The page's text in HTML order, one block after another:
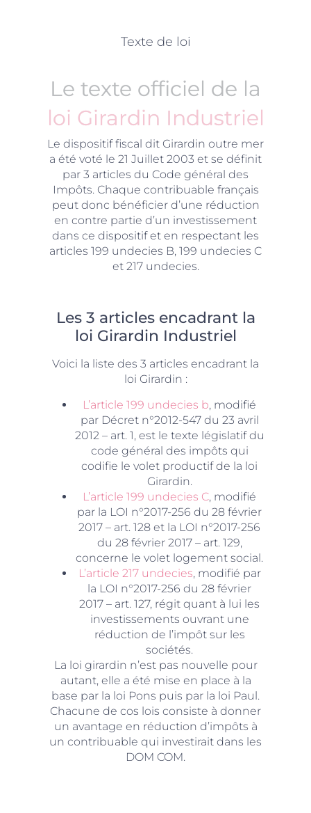
Texte de loi
Le texte officiel de la
loi Girardin Industriel
Le dispositif fiscal dit Girardin outre mer
a été voté le 21 Juillet 2003 et se définit
par 3 articles du Code général des
Impôts. Chaque contribuable français
peut donc bénéficier d’une réduction
en contre partie d’un investissement
dans ce dispositif et en respectant les
articles 199 undecies B, 199 undecies C
et 217 undecies.
Les 3 articles encadrant la
loi Girardin Industriel
Voici la liste des 3 articles encadrant la
loi Girardin :
L’article 199 undecies b, modifié
par Décret n°2012-547 du 23 avril
2012 – art. 1, est le texte législatif du
code général des impôts qui
codifie le volet productif de la loi
Girardin.
L’article 199 undecies C, modifié
par la LOI n°2017-256 du 28 février
2017 – art. 128 et la LOI n°2017-256
du 28 février 2017 – art. 129,
concerne le volet logement social.
L’article 217 undecies, modifié par
la LOI n°2017-256 du 28 février
2017 – art. 127, régit quant à lui les
investissements ouvrant une
réduction de l’impôt sur les
sociétés.
La loi girardin n’est pas nouvelle pour
autant, elle a été mise en place à la
base par la loi Pons puis par la loi Paul.
Chacune de cos lois consiste à donner
un avantage en réduction d’impôts à
un contribuable qui investirait dans les
DOM COM.